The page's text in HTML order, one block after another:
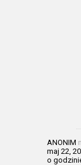
ANONIM
maj 22,
o